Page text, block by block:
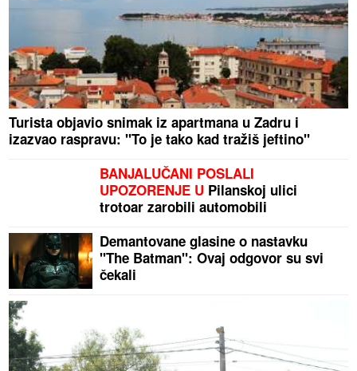
Turista objavio snimak iz apartmana u Zadru i
izazvao raspravu: "To je tako kad tražiš jeftino"
BANJALUČANI POSLALI
UPOZORENJE U Pilanskoj ulici
trotoar zarobili automobili
Demantovane glasine o nastavku
"The Batman": Ovaj odgovor su svi
čekali